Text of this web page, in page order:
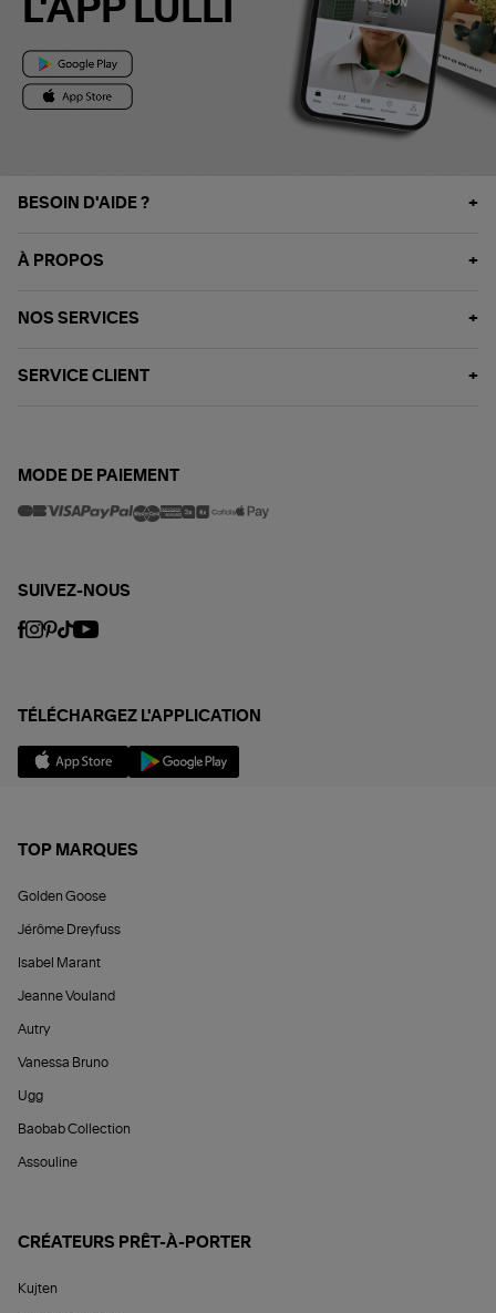
L'APP LULLI
BESOIN D'AIDE ?
À PROPOS
NOS SERVICES
SERVICE CLIENT
MODE DE PAIEMENT
SUIVEZ-NOUS
TÉLÉCHARGEZ L'APPLICATION
TOP MARQUES
Golden Goose
Jérôme Dreyfuss
Isabel Marant
Jeanne Vouland
Autry
Vanessa Bruno
Ugg
Baobab Collection
Assouline
CRÉATEURS PRÊT-À-PORTER
Kujten